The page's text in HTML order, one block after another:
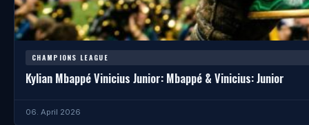
CHAMPIONS LEAGUE
Kylian Mbappé Vinicius Junior: Mbappé & Vinicius: Junior
06. April 2026